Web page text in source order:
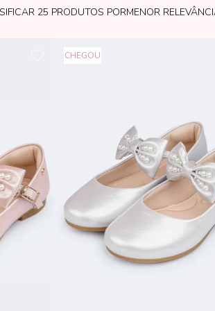
25 PRODUTOS PORMENOR
CHEGOU